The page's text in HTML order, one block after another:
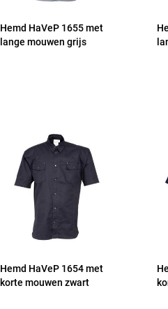
Hemd HaVeP 1655 met
lange mouwen grijs
Hemd HaVeP 1654 met
korte mouwen zwart